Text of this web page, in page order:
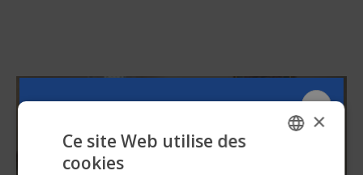
×
Ce site Web utilise des
cookies